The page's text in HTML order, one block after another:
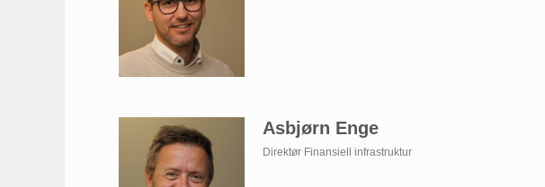
Asbjørn Enge
Direktør Finansiell infrastruktur